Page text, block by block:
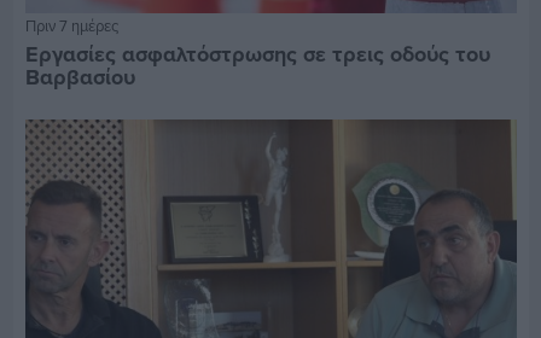
Πριν 7 ημέρες
Εργασίες ασφαλτόστρωσης σε τρεις οδούς του
Βαρβασίου